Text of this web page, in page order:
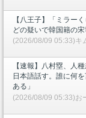
【八王子】「ミラー
どの疑いで韓国籍の
(2026/08/09 05:33)キ
【速報】八村塁、人
日本語話す。誰に何
ある」
(2026/08/09 05:33)お